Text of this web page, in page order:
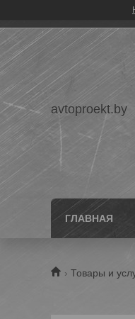
avtoproekt.by
ГЛАВНАЯ
Товары и